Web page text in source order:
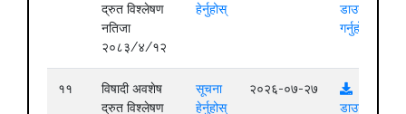
द्रुत विश्लेषण
नतिजा
२०८३/४/१२
हेर्नुहोस्
डाउनलोड
गर्नुहोस्
११
विषादी अवशेष
द्रुत विश्लेषण
सूचना
हेर्नुहोस्
२०२६-०७-२७
डाउनलोड